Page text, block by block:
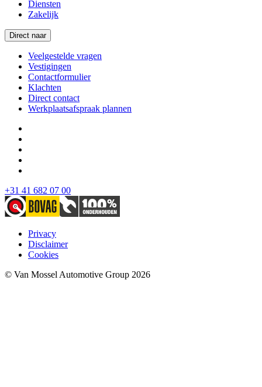
Diensten
Zakelijk
Direct naar
Veelgestelde vragen
Vestigingen
Contactformulier
Klachten
Direct contact
Werkplaatsafspraak plannen
+31 41 682 07 00
Privacy
Disclaimer
Cookies
© Van Mossel Automotive Group 2026